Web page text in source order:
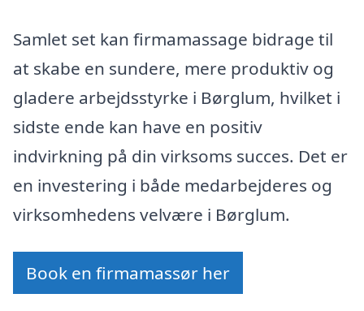
Samlet set kan firmamassage bidrage til
at skabe en sundere, mere produktiv og
gladere arbejdsstyrke i Børglum, hvilket i
sidste ende kan have en positiv
indvirkning på din virksoms succes. Det er
en investering i både medarbejderes og
virksomhedens velvære i Børglum.
Book en firmamassør her